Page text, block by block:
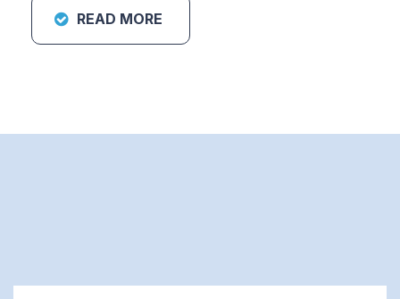
READ MORE